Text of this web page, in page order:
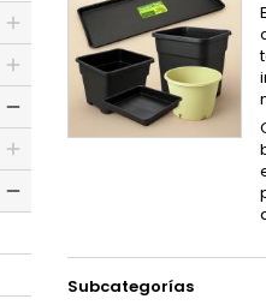
Subcategorías